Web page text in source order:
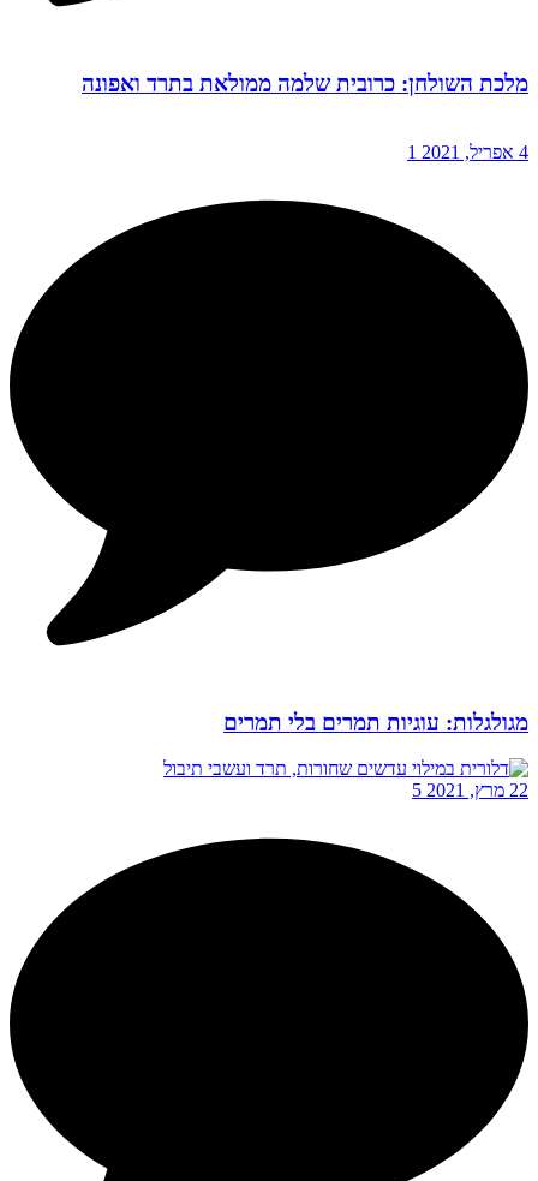
מלכת השולחן: כרובית שלמה ממולאת בתרד ואפונה
4 אפריל, 2021 1
מגולגלות: עוגיות תמרים בלי תמרים
22 מרץ, 2021 5